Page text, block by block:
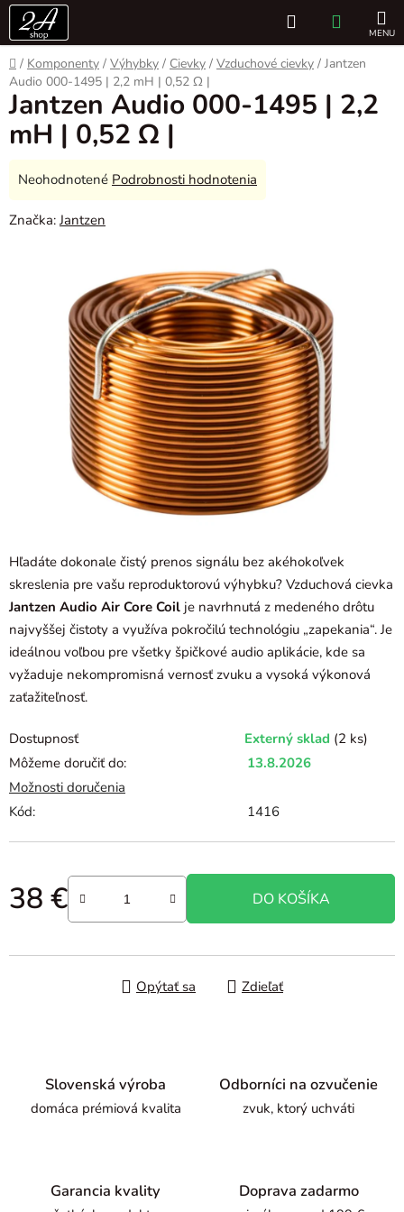
Prejsť
obsah
Hľadať
KOŠÍK
Domov
/ Komponenty / Výhybky / Cievky / Vzduchové cievky / Jantzen
Audio 000-1495 | 2,2 mH | 0,52 Ω |
Hľadáte dokonale čistý prenos signálu bez akéhokoľvek
skreslenia pre vašu reproduktorovú výhybku? Vzduchová cievka
Jantzen Audio Air Core Coil je navrhnutá z medeného drôtu
najvyššej čistoty a využíva pokročilú technológiu „zapekania“. Je
ideálnou voľbou pre všetky špičkové audio aplikácie, kde sa
vyžaduje nekompromisná vernosť zvuku a vysoká výkonová
zaťažiteľnosť.
Dostupnosť Externý sklad (2 ks)
Môžeme doručiť do:
13.8.2026
Možnosti doručenia
Kód:
1416
38 €
Jednotková cena:
DO KOŠÍKA
Opýtať sa Zdieľať
Slovenská výroba
domáca prémiová kvalita
Odborníci na ozvučenie
zvuk, ktorý uchváti
Garancia kvality Doprava zadarmo
Jantzen Audio 000-1495 | 2,2
mH | 0,52 Ω |
Priemerné
produktu
hviezdičiek.
Neohodnotené Podrobnosti hodnotenia
Značka: Jantzen